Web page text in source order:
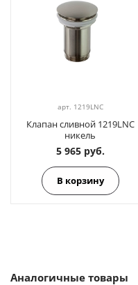
арт. 1219LNC
Клапан сливной 1219LNC
никель
5 965 руб.
В корзину
Аналогичные товары